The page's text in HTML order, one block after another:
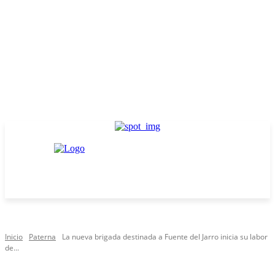
Inicio Paterna
La nueva brigada destinada a Fuente del Jarro inicia su labor
de...